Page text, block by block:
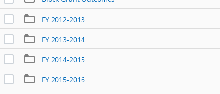
FY 2012-2013
FY 2013-2014
FY 2014-2015
FY 2015-2016